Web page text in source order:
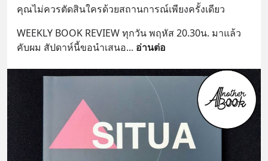
คุณไม่ควรตัดสินใครด้วยสถานการณ์เพียงครั้งเดียว
WEEKLY BOOK REVIEW ทุกวัน พฤหัส 20.30น. มาแล้ว
คับผม สัปดาห์นี้ขอนำเสนอ... อ่านต่อ